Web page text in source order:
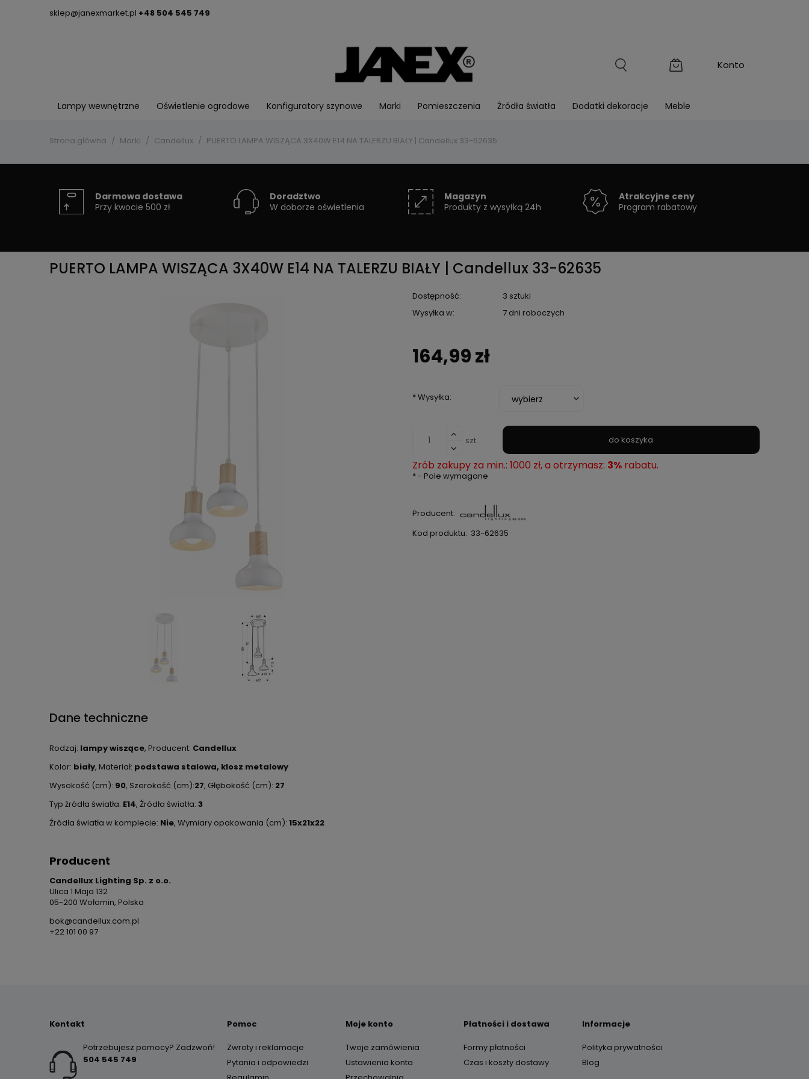
sklep@janexmarket.pl +48 504 545 749
Lampy wewnętrzne Oświetlenie ogrodowe Konfiguratory szynowe Marki Pomieszczenia Źródła światła Dodatki dekoracje Meble
Strona główna Marki Candellux PUERTO LAMPA WISZĄCA 3X40W E14 NA TALERZU BIAŁY | Candellux 33-62635
Darmowa dostawa
Przy kwocie 500 zł
Doradztwo
W doborze oświetlenia
Magazyn
Produkty z wysyłką 24h
Atrakcyjne ceny
Program rabatowy
PUERTO LAMPA WISZĄCA 3X40W E14 NA TALERZU BIAŁY | Candellux 33-62635
Dostępność:
3 sztuki
Wysyłka w:
7 dni roboczych
164,99 zł
*Wysyłka:
szt. do koszyka
Zrób zakupy za min.: 1000 zł, a otrzymasz: 3%rabatu.
*- Pole wymagane
Producent:
Kod produktu: 33-62635
Dane techniczne
Rodzaj: lampy wiszące, Producent: Candellux
Kolor: biały, Materiał: podstawa stalowa, klosz metalowy
Wysokość (cm): 90, Szerokość (cm):27, Głębokość (cm): 27
Typ źródła światła: E14, Źródła światła: 3
Źródła światła w komplecie: Nie, Wymiary opakowania (cm): 15x21x22
Producent
Candellux Lighting Sp. z o.o.
Ulica 1 Maja 132
05-200 Wołomin, Polska
bok@candellux.com.pl
+22 101 00 97
Kontakt
Potrzebujesz pomocy? Zadzwoń!
504 545 749
Pomoc
Zwroty i reklamacje
Pytania i odpowiedzi
Moje konto
Twoje zamówienia
Ustawienia konta
Płatności i dostawa
Formy płatności
Czas i koszty dostawy
Informacje
Polityka prywatności
Blog